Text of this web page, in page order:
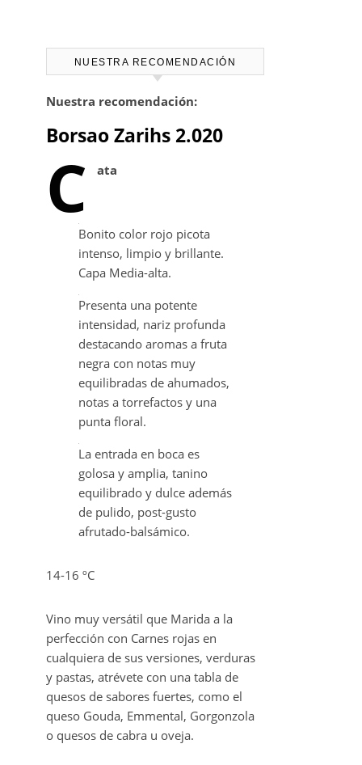
NUESTRA RECOMENDACIÓN
Nuestra recomendación:
Borsao Zarihs 2.020
C ata
Bonito color rojo picota
intenso, limpio y brillante.
Capa Media-alta.
Presenta una potente
intensidad, nariz profunda
destacando aromas a fruta
negra con notas muy
equilibradas de ahumados,
notas a torrefactos y una
punta floral.
La entrada en boca es
golosa y amplia, tanino
equilibrado y dulce además
de pulido, post-gusto
afrutado-balsámico.
14-16 ºC
Vino muy versátil que Marida a la
perfección con Carnes rojas en
cualquiera de sus versiones, verduras
y pastas, atrévete con una tabla de
quesos de sabores fuertes, como el
queso Gouda, Emmental, Gorgonzola
o quesos de cabra u oveja.